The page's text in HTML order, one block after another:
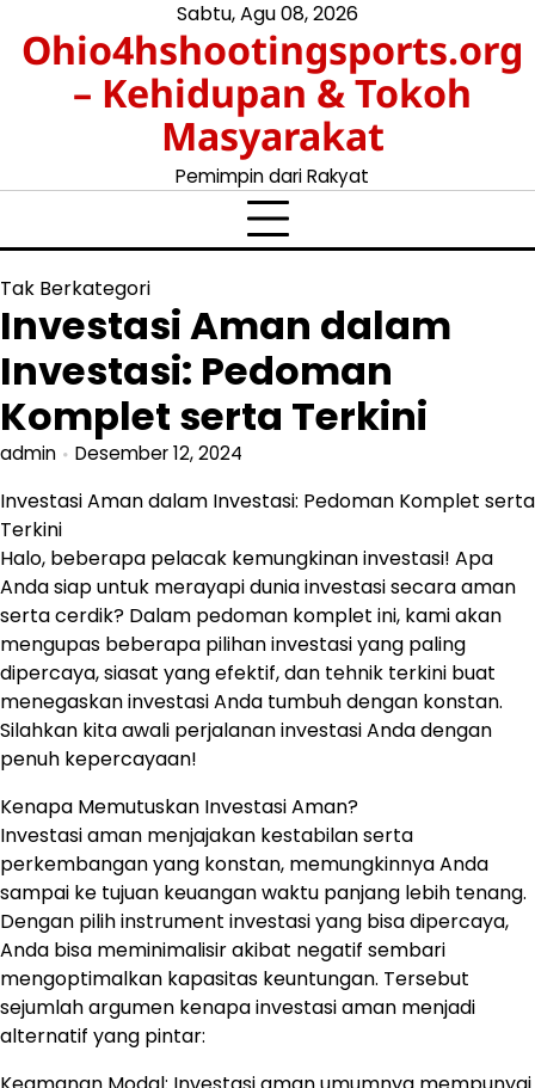
content
Sabtu, Agu 08, 2026
Ohio4hshootingsports.org
– Kehidupan & Tokoh
Masyarakat
Pemimpin dari Rakyat
Tak Berkategori
Investasi Aman dalam
Investasi: Pedoman
Komplet serta Terkini
admin Desember 12, 2024
Investasi Aman dalam Investasi: Pedoman Komplet serta
Terkini
Halo, beberapa pelacak kemungkinan investasi! Apa
Anda siap untuk merayapi dunia investasi secara aman
serta cerdik? Dalam pedoman komplet ini, kami akan
mengupas beberapa pilihan investasi yang paling
dipercaya, siasat yang efektif, dan tehnik terkini buat
menegaskan investasi Anda tumbuh dengan konstan.
Silahkan kita awali perjalanan investasi Anda dengan
penuh kepercayaan!
Kenapa Memutuskan Investasi Aman?
Investasi aman menjajakan kestabilan serta
perkembangan yang konstan, memungkinnya Anda
sampai ke tujuan keuangan waktu panjang lebih tenang.
Dengan pilih instrument investasi yang bisa dipercaya,
Anda bisa meminimalisir akibat negatif sembari
mengoptimalkan kapasitas keuntungan. Tersebut
sejumlah argumen kenapa investasi aman menjadi
alternatif yang pintar: